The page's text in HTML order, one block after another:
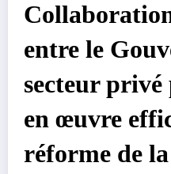
entre le
secteur privé
en œuvre
réforme de